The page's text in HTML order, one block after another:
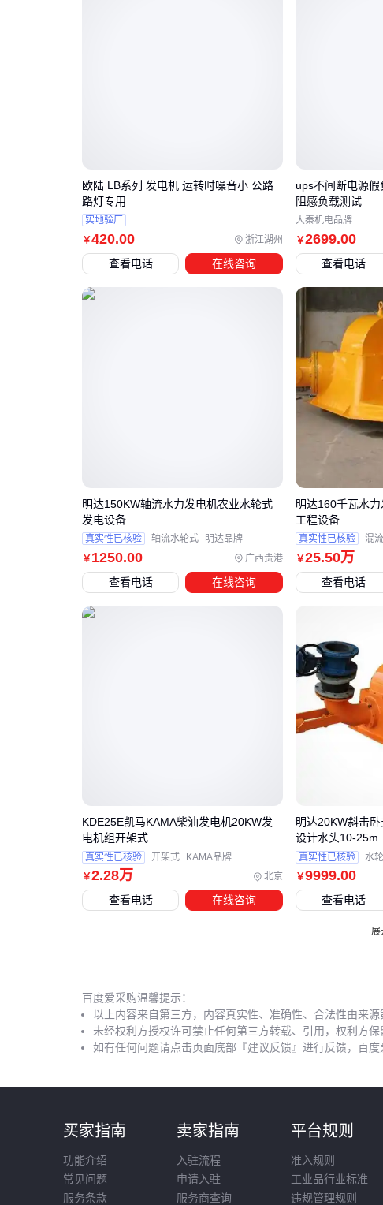
当
合
米
选
的
续
四
轴
速
时
冲
电
带
日
备
的
配
性
是
板
五
安
头
流
少1
碳
损
是
轴
算
￥420.00 浙江湖州
欧陆 LB系列 发电机 运转时噪音小 公路
路灯专用
实地验厂
查看电话 在线咨询
￥2699.00
ups不间断电源
阻感负载测试
大秦机电品牌
查看电话
￥1250.00 广西贵港
明达150KW轴流水力发电机农业水轮式
发电设备
真实性已核验 轴流水轮式 明达品牌
查看电话 在线咨询
￥25.50万
明达160千瓦水
工程设备
真实性已核验 混
查看电话
￥2.28万 北京
KDE25E凯马KAMA柴油发电机20KW发
电机组开架式
真实性已核验 开架式 KAMA品牌
查看电话 在线咨询
￥9999.00
明达20KW斜击
设计水头10-25m
真实性已核验 水
查看电话
展
百度爱采购温馨提示：
以上内容来自第三方，内容真实性、准确性、合法性由来源
未经权利方授权许可禁止任何第三方转载、引用，权利方保
如有任何问题请点击页面底部『建议反馈』进行反馈，百度
买家指南
功能介绍
常见问题
服务条款
卖家指南
入驻流程
申请入驻
服务商查询
平台规则
准入规则
工业品行业标准
违规管理规则